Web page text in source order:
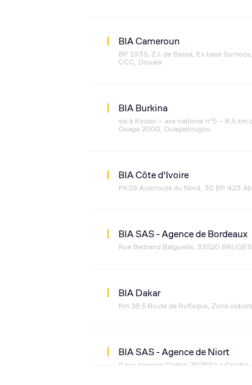
BIA Cameroun
BP 1935, Z.I. de Bassa, Ex base
CCC, Douala
BIA Burkina
sis à Koubri – axe national n°5 – 8,5 km
Ouaga 2000, Ouagadougou
BIA Côte d'Ivoire
PK29 Autoroute du Nord, 30 BP 423
BIA SAS - Agence de Bordeaux
Rue Bertrand Balguerie, 33520
BIA Dakar
Km 18.5 Route de Rufisque, Zone
BIA SAS - Agence de Niort
9 rue Jacques Cartier, 79260 La Crèche,